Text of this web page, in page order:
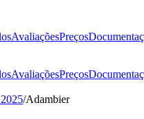
AvaliaçõesPreços
AvaliaçõesPreços
/Adambier